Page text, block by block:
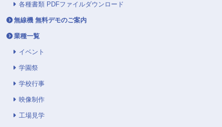
各種書類 PDFファイルダウンロード
無線機 無料デモのご案内
業種一覧
イベント
学園祭
学校行事
映像制作
工場見学